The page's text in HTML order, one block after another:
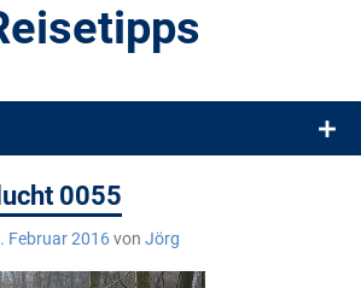
Ein Blog für alle, die gern
0055
Februar 2016von Jörg